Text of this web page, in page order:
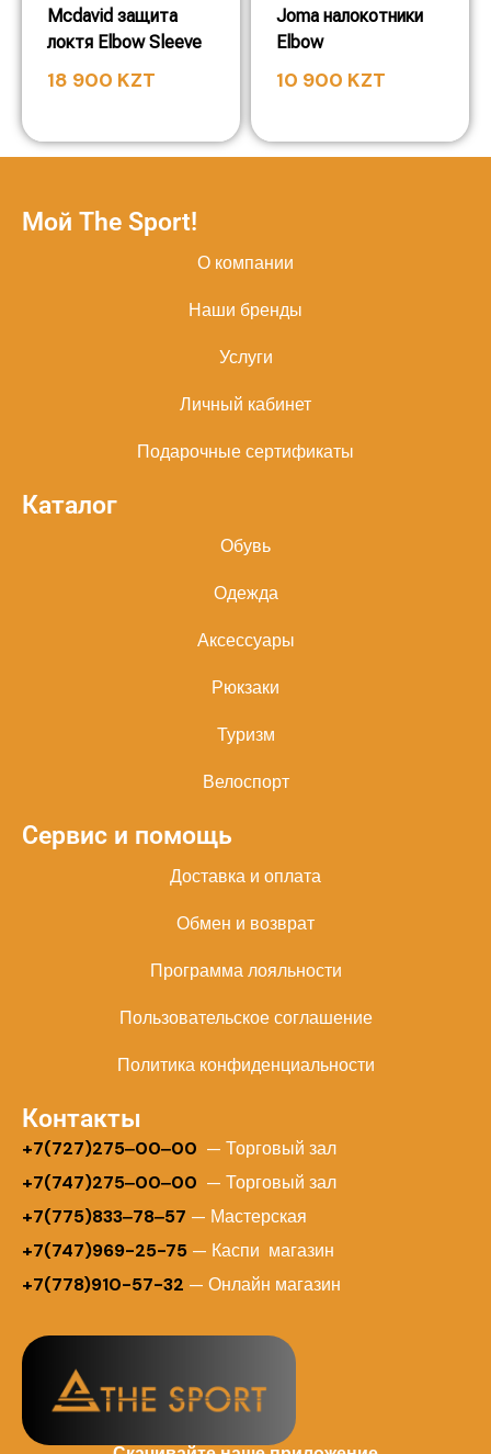
Mcdavid защита
локтя Elbow Sleeve
18 900 KZT
Joma налокотники
Elbow
10 900 KZT
Мой The Sport!
О компании
Наши бренды
Услуги
Личный кабинет
Подарочные сертификаты
Каталог
Обувь
Одежда
Аксессуары
Рюкзаки
Туризм
Велоспорт
Сервис и помощь
Доставка и оплата
Обмен и возврат
Программа лояльности
Пользовательское соглашение
Политика конфиденциальности
Контакты
+7(727)275‒00‒00 — Торговый зал
+7(747)275‒00‒00 — Торговый зал
+7(775)833‒78‒57 — Мастерская
+7(747)969-25-75 — Каспи магазин
+7(778)910-57-32 — Онлайн магазин